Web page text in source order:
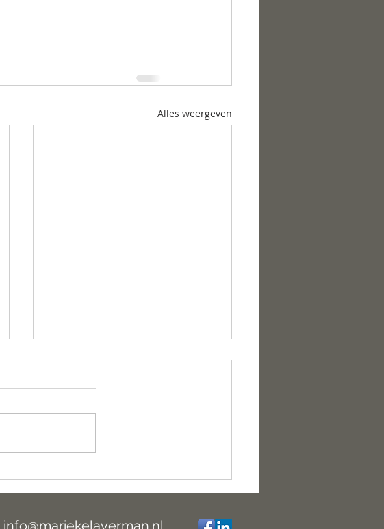
Alles weergeven
Anja Leerentveld: Het kan van
alles zijn